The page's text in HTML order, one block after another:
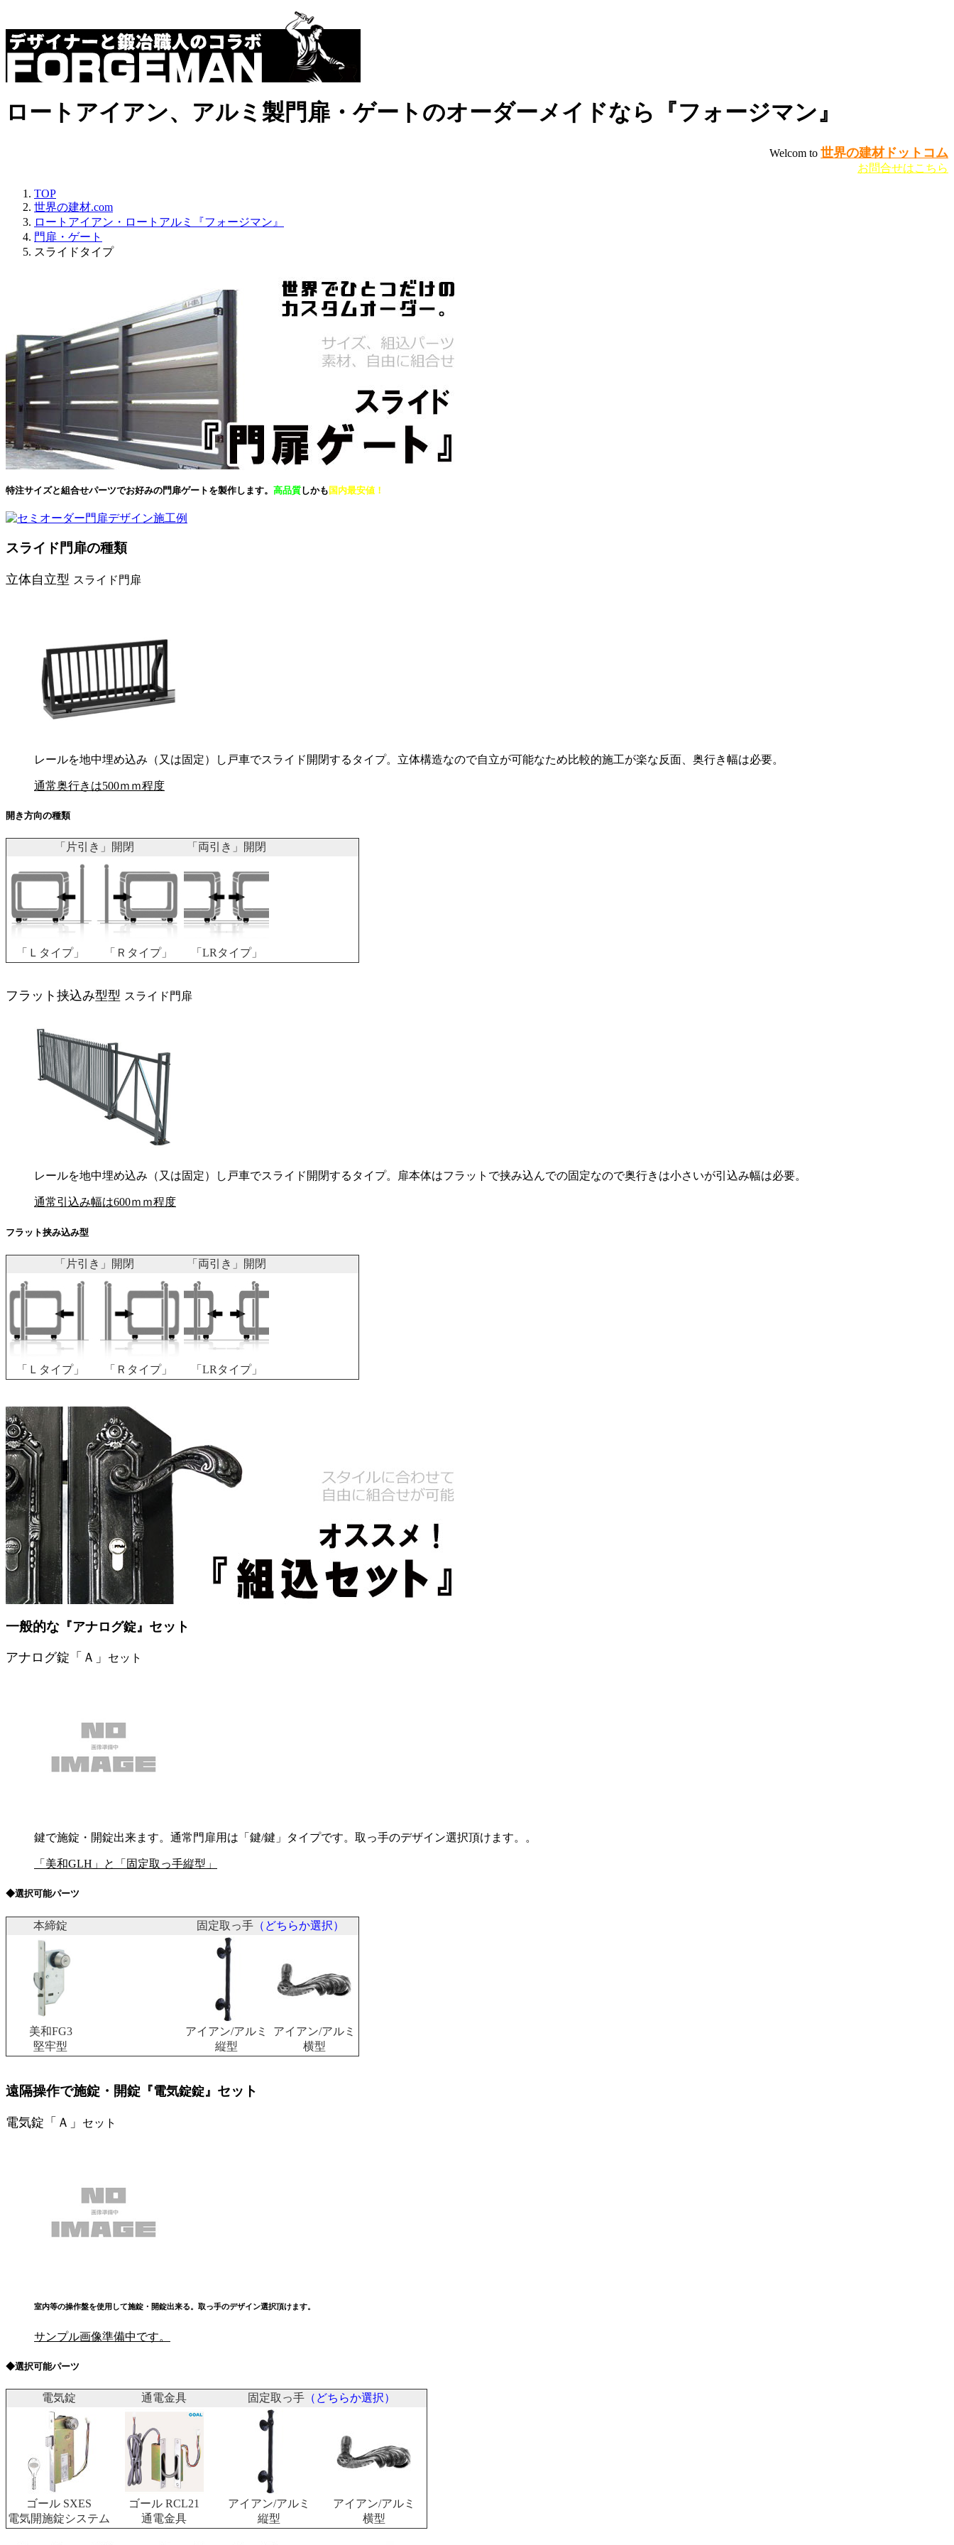
ロートアイアン、アルミ製門扉・ゲートのオーダーメイドなら『フォージマン』
Welcom to 世界の建材ドットコム
お問合せはこちら
TOP
世界の建材.com
ロートアイアン・ロートアルミ『フォージマン』
門扉・ゲート
スライドタイプ
特注サイズと組合せパーツでお好みの門扉ゲートを製作します。 高品質しかも 国内最安値！
スライド門扉の種類
立体自立型 スライド門扉
レールを地中埋め込み（又は固定）し戸車でスライド開閉するタイプ。立体構造なので自立が可能なため比較的施工が楽な反面、奥行き幅は必要。
通常奥行きは500ｍｍ程度
開き方向の種類
「片引き」開閉 「両引き」開閉
「Ｌタイプ」 「Ｒタイプ」 「LRタイプ」
フラット挟込み型型 スライド門扉
レールを地中埋め込み（又は固定）し戸車でスライド開閉するタイプ。扉本体はフラットで挟み込んでの固定なので奥行きは小さいが引込み幅は必要。
通常引込み幅は600ｍｍ程度
フラット挟み込み型
「片引き」開閉 「両引き」開閉
「Ｌタイプ」 「Ｒタイプ」 「LRタイプ」
一般的な 『アナログ錠』 セット
アナログ錠「Ａ」 セット
鍵で施錠・開錠出来ます。通常門扉用は「鍵/鍵」タイプです。取っ手のデザイン選択頂けます。。
「美和GLH」と「固定取っ手縦型」
◆選択可能パーツ
本締錠 固定取っ手 （どちらか選択）
美和FG3
堅牢型
アイアン/アルミ
縦型
アイアン/アルミ
横型
遠隔操作で施錠・開錠 『電気錠錠』 セット
電気錠「Ａ」 セット
室内等の操作盤を使用して施錠・開錠出来る。取っ手のデザイン選択頂けます。
サンプル画像準備中です。
◆選択可能パーツ
電気錠 通電金具 固定取っ手 （どちらか選択）
ゴール SXES
電気開施錠システム
ゴール RCL21
通電金具
アイアン/アルミ
縦型
アイアン/アルミ
横型